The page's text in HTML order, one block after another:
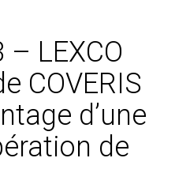
LEXCO
COVERIS
d’une
de